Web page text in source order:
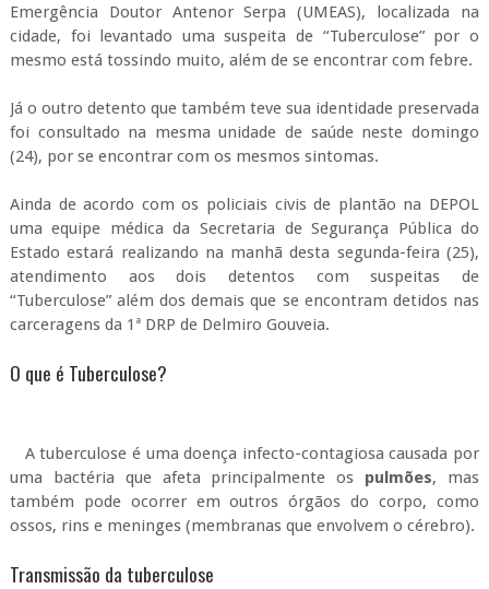
Emergência Doutor Antenor Serpa (UMEAS), localizada na
cidade, foi levantado uma suspeita de “Tuberculose” por o
mesmo está tossindo muito, além de se encontrar com febre.
Já o outro detento que também teve sua identidade preservada
foi consultado na mesma unidade de saúde neste domingo
(24), por se encontrar com os mesmos sintomas.
Ainda de acordo com os policiais civis de plantão na DEPOL
uma equipe médica da Secretaria de Segurança Pública do
Estado estará realizando na manhã desta segunda-feira (25),
atendimento aos dois detentos com suspeitas de
“Tuberculose” além dos demais que se encontram detidos nas
carceragens da 1ª DRP de Delmiro Gouveia.
O que é Tuberculose?
A tuberculose é uma doença infecto-contagiosa causada por
uma bactéria que afeta principalmente os pulmões, mas
também pode ocorrer em outros órgãos do corpo, como
ossos, rins e meninges (membranas que envolvem o cérebro).
Transmissão da tuberculose